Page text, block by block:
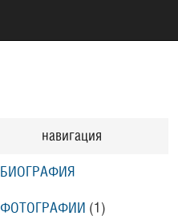
навигация
БИОГРАФИЯ
ФОТОГРАФИИ (1 )